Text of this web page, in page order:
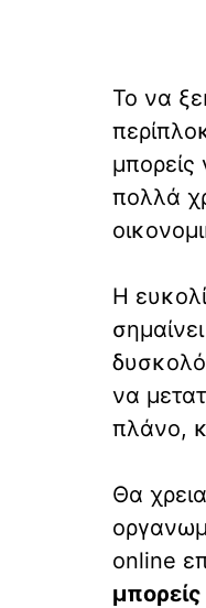
Το να
μπορείς
πολλά
Η
να
πλάνο,
Θα
online